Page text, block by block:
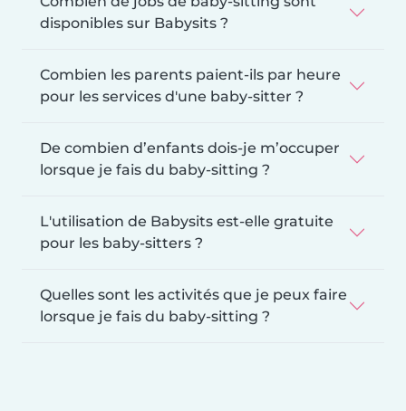
disponibles sur Babysits ?
Combien les parents paient-ils par heure
pour les services d'une baby-sitter ?
De combien d’enfants dois-je m’occuper
lorsque je fais du baby-sitting ?
L'utilisation de Babysits est-elle gratuite
pour les baby-sitters ?
Quelles sont les activités que je peux faire
lorsque je fais du baby-sitting ?